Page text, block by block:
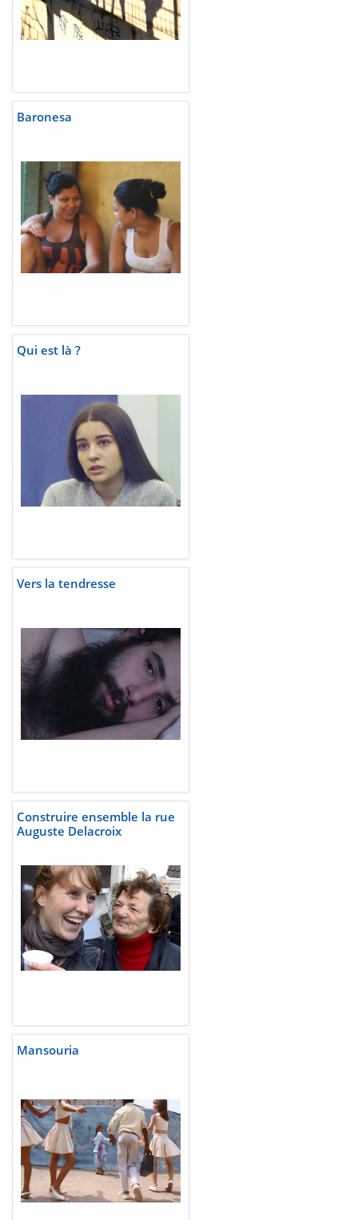
Baronesa
Qui est là ?
Vers la tendresse
Construire ensemble la rue
Auguste Delacroix
Mansouria